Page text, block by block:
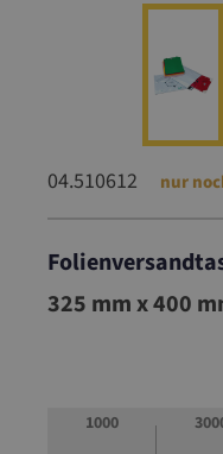
04.510612 nur
04.510612
325 mm x 400
1000